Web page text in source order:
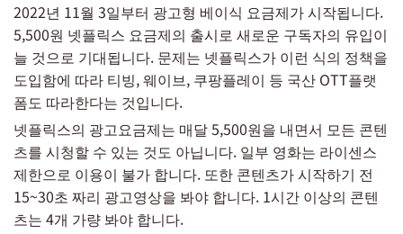
2022년 11월 3일부터 광고형 베이식 요금제가 시작됩니다.
5,500원 넷플릭스 요금제의 출시로 새로운 구독자의 유입이
늘 것으로 기대됩니다. 문제는 넷플릭스가 이런 식의 정책을
도입함에 따라 티빙, 웨이브, 쿠팡플레이 등 국산 OTT플랫
폼도 따라한다는 것입니다.
넷플릭스의 광고요금제는 매달 5,500원을 내면서 모든 콘텐
츠를 시청할 수 있는 것도 아닙니다. 일부 영화는 라이센스
제한으로 이용이 불가 합니다. 또한 콘텐츠가 시작하기 전
15~30초 짜리 광고영상을 봐야 합니다. 1시간 이상의 콘텐
츠는 4개 가량 봐야 합니다.